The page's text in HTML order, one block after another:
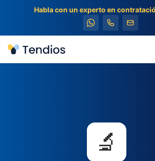
Habla con un experto en
Tendios
🔬